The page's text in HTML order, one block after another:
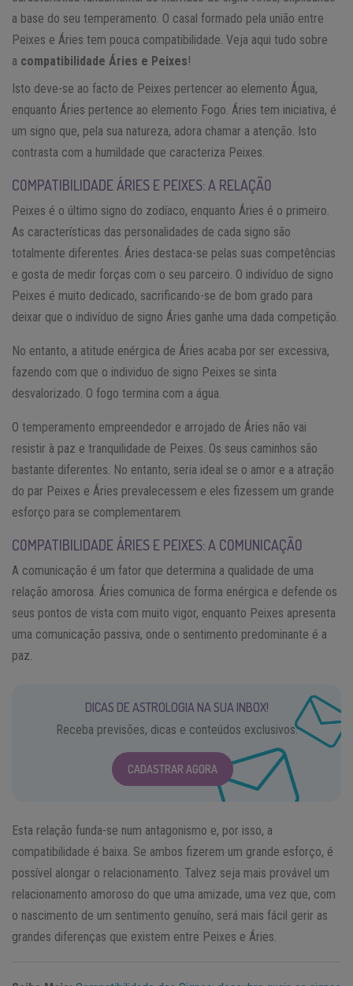
a base do seu temperamento. O casal formado pela união entre
Peixes e Áries tem pouca compatibilidade. Veja aqui tudo sobre
a compatibilidade Áries e Peixes!
Isto deve-se ao facto de Peixes pertencer ao elemento Água,
enquanto Áries pertence ao elemento Fogo. Áries tem iniciativa, é
um signo que, pela sua natureza, adora chamar a atenção. Isto
contrasta com a humildade que caracteriza Peixes.
COMPATIBILIDADE ÁRIES E PEIXES: A RELAÇÃO
Peixes é o último signo do zodíaco, enquanto Áries é o primeiro.
As características das personalidades de cada signo são
totalmente diferentes. Áries destaca-se pelas suas competências
e gosta de medir forças com o seu parceiro. O indivíduo de signo
Peixes é muito dedicado, sacrificando-se de bom grado para
deixar que o indivíduo de signo Áries ganhe uma dada competição.
No entanto, a atitude enérgica de Áries acaba por ser excessiva,
fazendo com que o individuo de signo Peixes se sinta
desvalorizado. O fogo termina com a água.
O temperamento empreendedor e arrojado de Áries não vai
resistir à paz e tranquilidade de Peixes. Os seus caminhos são
bastante diferentes. No entanto, seria ideal se o amor e a atração
do par Peixes e Áries prevalecessem e eles fizessem um grande
esforço para se complementarem.
COMPATIBILIDADE ÁRIES E PEIXES: A COMUNICAÇÃO
A comunicação é um fator que determina a qualidade de uma
relação amorosa. Áries comunica de forma enérgica e defende os
seus pontos de vista com muito vigor, enquanto Peixes apresenta
uma comunicação passiva, onde o sentimento predominante é a
paz.
DICAS DE ASTROLOGIA NA SUA INBOX!
Receba previsões, dicas e conteúdos exclusivos.
CADASTRAR AGORA
Esta relação funda-se num antagonismo e, por isso, a
compatibilidade é baixa. Se ambos fizerem um grande esforço, é
possível alongar o relacionamento. Talvez seja mais provável um
relacionamento amoroso do que uma amizade, uma vez que, com
o nascimento de um sentimento genuíno, será mais fácil gerir as
grandes diferenças que existem entre Peixes e Áries.